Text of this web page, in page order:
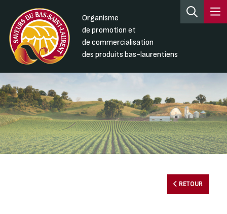
Organisme
de promotion et
de commercialisation
des produits bas-laurentiens
RETOUR